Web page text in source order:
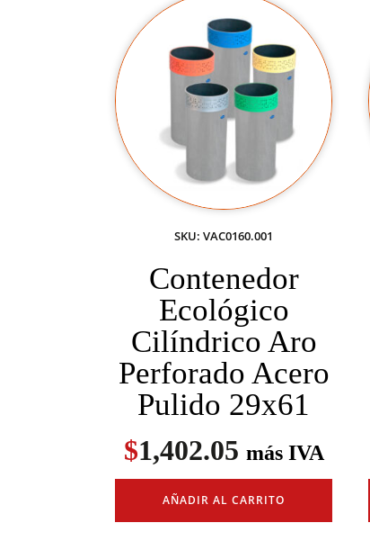
SKU: VAC0160.001
Contenedor
Ecológico
Cilíndrico Aro
Perforado Acero
Pulido 29x61
$1,402.05 más IVA
AÑADIR AL CARRITO